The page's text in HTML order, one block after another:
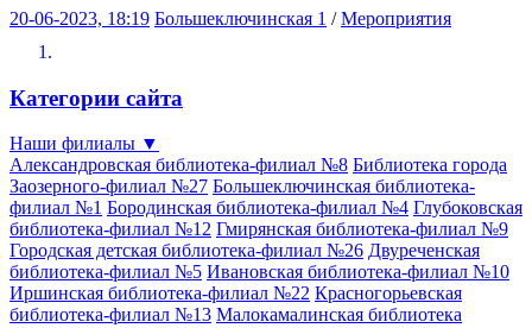
20-06-2023, 18:19 Большеключинская 1 /Мероприятия
Категории сайта
Наши филиалы ▼
Александровская библиотека-филиал №8 Библиотека города
Заозерного-филиал №27 Большеключинская библиотека-
филиал №1 Бородинская библиотека-филиал №4 Глубоковская
библиотека-филиал №12 Гмирянская библиотека-филиал №9
Городская детская библиотека-филиал №26 Двуреченская
библиотека-филиал №5 Ивановская библиотека-филиал №10
Иршинская библиотека-филиал №22 Красногорьевская
библиотека-филиал №13 Малокамалинская библиотека